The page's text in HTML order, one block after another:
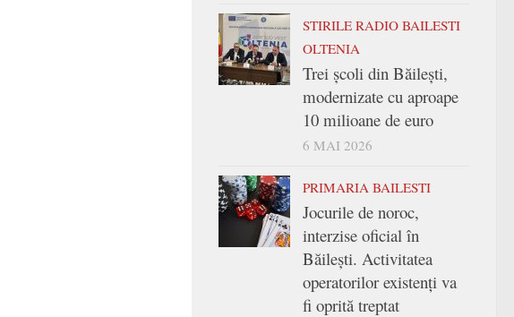
STIRILE RADIO BAILESTI
OLTENIA
Trei şcoli din Băileşti,
modernizate cu aproape
10 milioane de euro
6 MAI 2026
PRIMARIA BAILESTI
Jocurile de noroc,
interzise oficial în
Băilești. Activitatea
operatorilor existenți va
fi oprită treptat